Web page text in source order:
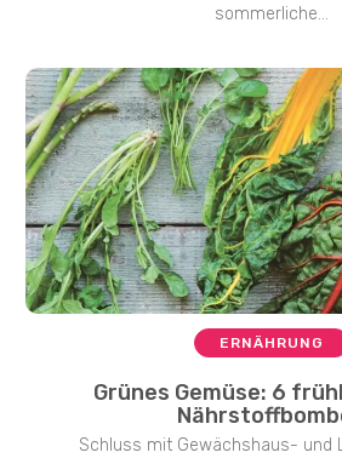
sommerliche...
ERNÄHRUNG
Grünes Gemüse: 6
Schluss mit Gewächshaus- und